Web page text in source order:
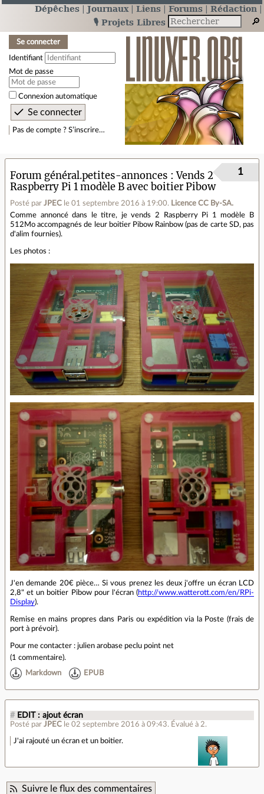
Dépêches Journaux Liens Forums
Rédaction
🎙️ Projets Libres
Se connecter
Identifiant
Mot de passe
Connexion automatique
Pas de compte ? S’inscrire…
Forum général.petites-annonces
Vends 2
Raspberry Pi 1 modèle B avec boitier Pibow
Posté par JPEC le 01 septembre 2016 à 19:00. Licence CC By‑SA.
1
Comme annoncé dans le titre, je vends 2 Raspberry Pi 1 modèle B
512Mo accompagnés de leur boitier Pibow Rainbow (pas de carte SD, pas
d'alim fournies).
Les photos :
J'en demande 20€ pièce… Si vous prenez les deux j'offre un écran LCD
2,8" et un boitier Pibow pour l'écran (http://www.watterott.com/en/RPi-
Display).
Remise en mains propres dans Paris ou expédition via la Poste (frais de
port à prévoir).
Pour me contacter : julien arobase peclu point net
(1 commentaire).
Markdown EPUB
# EDIT : ajout écran
Posté par JPEC le 02 septembre 2016 à 09:43. Évalué à 2.
J'ai rajouté un écran et un boitier.
Suivre le flux des commentaires